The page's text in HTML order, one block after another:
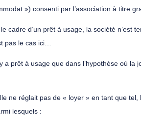
») consenti par l’association à titre
cadre d’un prêt à usage, la société n’est
pas le cas ici…
a prêt à usage que dans l’hypothèse où
ne réglait pas de « loyer » en tant que
lesquels :